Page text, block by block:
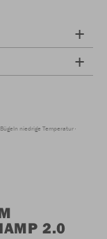
Bügeln niedrige Temperatur
2.0